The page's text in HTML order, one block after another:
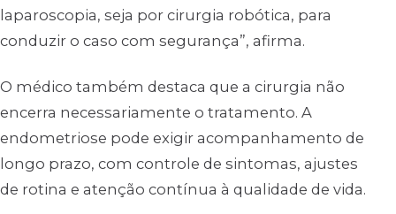
laparoscopia, seja por cirurgia robótica, para
conduzir o caso com segurança”, afirma.
O médico também destaca que a cirurgia não
encerra necessariamente o tratamento. A
endometriose pode exigir acompanhamento de
longo prazo, com controle de sintomas, ajustes
de rotina e atenção contínua à qualidade de vida.